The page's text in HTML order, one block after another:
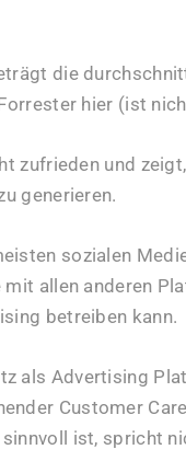
die
hier (ist
zufrieden und
generieren.
sozialen
mit allen anderen
betreiben kann.
als Advertising
Customer
ist, spricht